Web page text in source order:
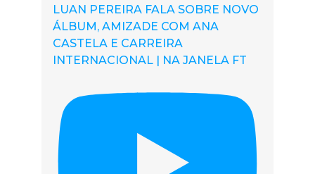
LUAN PEREIRA FALA SOBRE NOVO
ÁLBUM, AMIZADE COM ANA
CASTELA E CARREIRA
INTERNACIONAL | NA JANELA FT